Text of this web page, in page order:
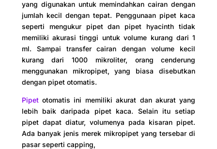
yang digunakan untuk memindahkan cairan dengan
jumlah kecil dengan tepat. Penggunaan pipet kaca
seperti mengukur pipet dan pipet hyacinth tidak
memiliki akurasi tinggi untuk volume kurang dari 1
ml. Sampai transfer cairan dengan volume kecil
kurang dari 1000 mikroliter, orang cenderung
menggunakan mikropipet, yang biasa disebutkan
dengan pipet otomatis.
Pipetotomatis ini memiliki akurat dan akurat yang
lebih baik daripada pipet kaca. Selain itu setiap
pipet dapat diatur, volumenya pada kisaran pipet.
Ada banyak jenis merek mikropipet yang tersebar di
pasar seperti capping,